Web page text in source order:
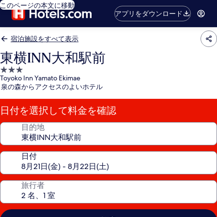
このページの本文に移動
アプリをダウンロード
宿泊施設をすべて表示
東横INN大和駅前
3.0
つ
星
宿
泊
施
Toyoko Inn Yamato Ekimae
泉の森からアクセスのよいホテル
日付を選択して料金を確認
目的地
日付
旅行者